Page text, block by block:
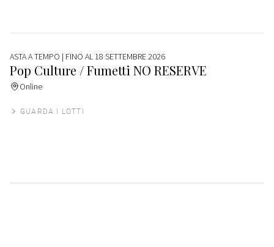
ASTA A TEMPO | FINO AL 18 SETTEMBRE 2026
Pop Culture / Fumetti NO RESERVE
Online
GUARDA I LOTTI